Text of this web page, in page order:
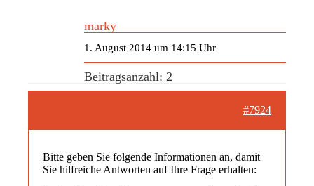
marky
1. August 2014 um 14:15 Uhr
Beitragsanzahl: 2
#7924
Bitte geben Sie folgende Informationen an, damit
Sie hilfreiche Antworten auf Ihre Frage erhalten: